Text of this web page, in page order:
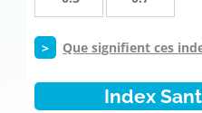
> Que signifient ces
Index